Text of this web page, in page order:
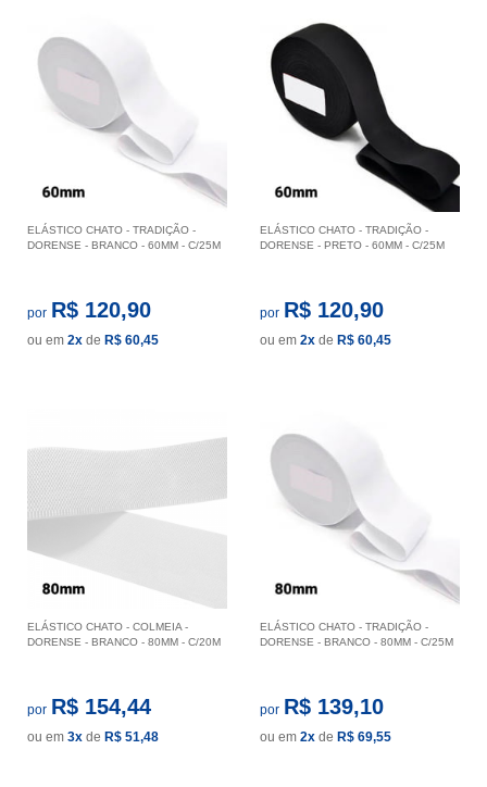
ELÁSTICO CHATO - TRADIÇÃO -
DORENSE - BRANCO - 60MM - C/25M
por R$ 120,90
ou em 2x de R$ 60,45
ELÁSTICO CHATO - TRADIÇÃO -
DORENSE - PRETO - 60MM - C/25M
por R$ 120,90
ou em 2x de R$ 60,45
ELÁSTICO CHATO - COLMEIA -
DORENSE - BRANCO - 80MM - C/20M
por R$ 154,44
ou em 3x de R$ 51,48
ELÁSTICO CHATO - TRADIÇÃO -
DORENSE - BRANCO - 80MM - C/25M
por R$ 139,10
ou em 2x de R$ 69,55